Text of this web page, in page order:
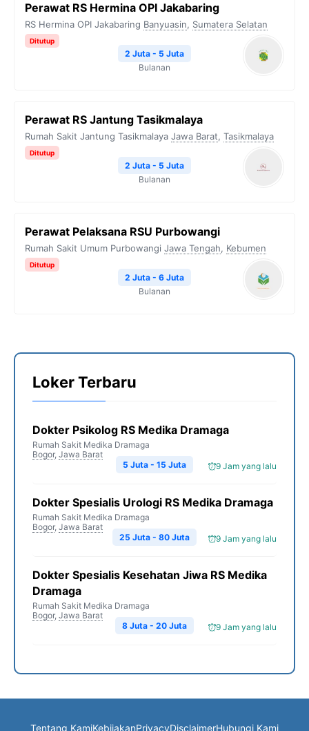
Perawat RS Hermina OPI Jakabaring
RS Hermina OPI Jakabaring Banyuasin, Sumatera Selatan
Ditutup
2 Juta - 5 Juta
Bulanan
Perawat RS Jantung Tasikmalaya
Rumah Sakit Jantung Tasikmalaya Jawa Barat, Tasikmalaya
Ditutup
2 Juta - 5 Juta
Bulanan
Perawat Pelaksana RSU Purbowangi
Rumah Sakit Umum Purbowangi Jawa Tengah, Kebumen
Ditutup
2 Juta - 6 Juta
Bulanan
Loker Terbaru
Dokter Psikolog RS Medika Dramaga
Rumah Sakit Medika Dramaga
Bogor, Jawa Barat
9 Jam yang lalu
5 Juta - 15 Juta
Dokter Spesialis Urologi RS Medika Dramaga
Rumah Sakit Medika Dramaga
Bogor, Jawa Barat
9 Jam yang lalu
25 Juta - 80 Juta
Dokter Spesialis Kesehatan Jiwa RS Medika
Dramaga
Rumah Sakit Medika Dramaga
Bogor, Jawa Barat
9 Jam yang lalu
8 Juta - 20 Juta
Tentang KamiKebijakanPrivacyDisclaimerHubungi Kami